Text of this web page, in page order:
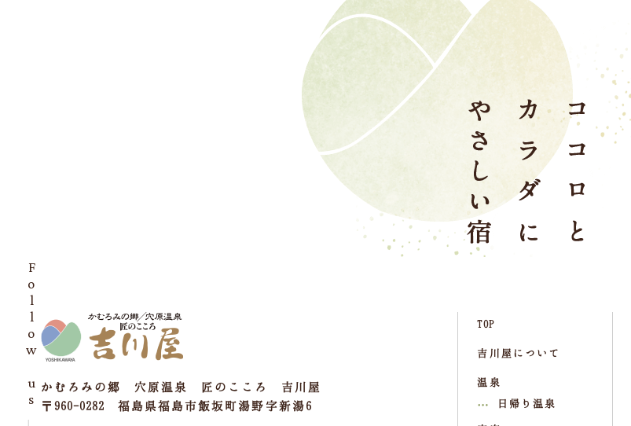
かむろみの郷 穴原温泉 匠のこころ 吉川屋
〒960-0282 福島県福島市飯坂町湯野字新湯6
TOP
吉川屋について
温泉
日帰り温泉
Follow us